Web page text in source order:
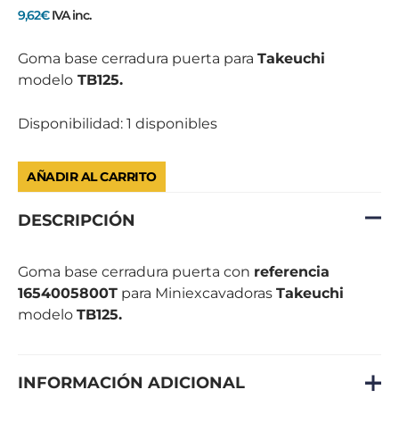
9,62€ IVA inc.
Goma base cerradura puerta para Takeuchi
modelo TB125.
Disponibilidad: 1 disponibles
TAKEUCHI
cantidad
AÑADIR AL CARRITO
DESCRIPCIÓN
Goma base cerradura puerta con referencia
1654005800T para Miniexcavadoras Takeuchi
modelo TB125.
INFORMACIÓN ADICIONAL